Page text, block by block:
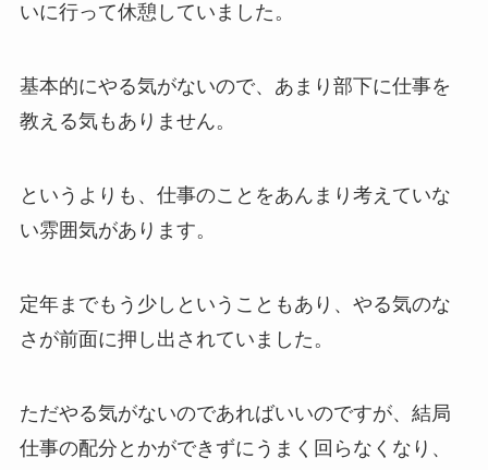
いに行って休憩していました。
基本的にやる気がないので、あまり部下に仕事を
教える気もありません。
というよりも、仕事のことをあんまり考えていな
い雰囲気があります。
定年までもう少しということもあり、やる気のな
さが前面に押し出されていました。
ただやる気がないのであればいいのですが、結局
仕事の配分とかができずにうまく回らなくなり、